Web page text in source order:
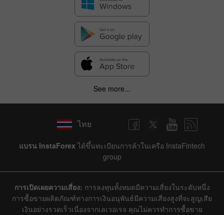
See more...
ไทย
แบรน InstaForex ได้ขึ้นทะเบียนการค้าในเครือ InstaFintech
group
การเปิดเผยความเสี่ยง: การลงทุนทั้งหมดมีความเสี่ยงในระดับหนึ่ง
การซื้อขายผลิตภัณฑ์ทางการเงินอนุพันธ์มีความเสี่ยงสูงที่จะสูญเสีย
เงินอย่างรวดเร็วเนื่องจากเลเวอเรจ คุณไม่ควรทำการซื้อขาย